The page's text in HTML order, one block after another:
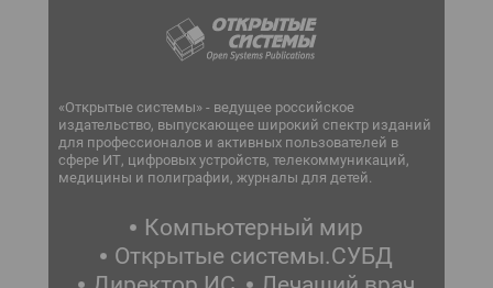
«Открытые системы» - ведущее российское
издательство, выпускающее широкий спектр изданий
для профессионалов и активных пользователей в
сфере ИТ, цифровых устройств, телекоммуникаций,
медицины и полиграфии, журналы для детей.
Компьютерный мир
Открытые системы.СУБД